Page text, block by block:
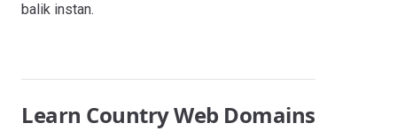
balik instan.
Learn Country Web Domains